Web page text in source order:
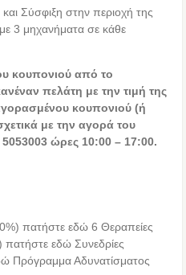
Σύσφιξη στην περιοχή της
με 3 μηχανήματα σε κάθε
κουπονιού από το
πελάτη με την τιμή της
κουπονιού (ή
με την αγορά του
ώρες 10:00 – 17:00.
πατήστε εδώ 6 Θεραπείες
εδώ Συνεδρίες
Πρόγραμμα Αδυνατίσματος